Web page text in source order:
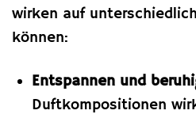
wirken auf
können:
Entspannen und
Duftkompositionen